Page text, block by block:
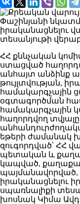
ՀՀ քննչական
ստացված
անհայտ անձինք
թույլտվության,
համակարգչային
օգտագործման
համակարգչային
հաղորդվող
եթերի ժամանակ
զուգորդված՝ ՀՀ
պետական և
կապված,
պայմանավորված,
իրականացնելու
սպառնալիքի
խոսնակ Կիմա